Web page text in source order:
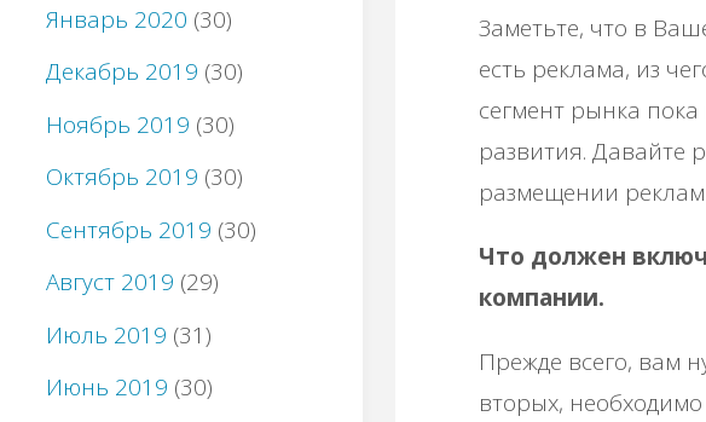
Заметьте, что в
есть реклама, из
сегмент рынка
развития. Давайте
размещении
Что должен
компании.
Прежде всего, вам
вторых,
Январь 2020 (30)
Декабрь 2019 (30)
Ноябрь 2019 (30)
Октябрь 2019 (30)
Сентябрь 2019 (30)
Август 2019 (29)
Июль 2019 (31)
Июнь 2019 (30)